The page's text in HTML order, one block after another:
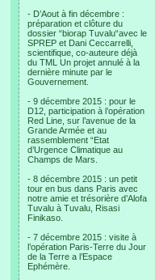
- D’Aout à fin décembre :
préparation et clôture du
dossier “biorap Tuvalu“avec le
SPREP et Dani Ceccarrelli,
scientifique, co-auteure déjà
du TML Un projet annulé à la
dernière minute par le
Gouvernement.
- 9 décembre 2015 : pour le
D12, participation à l’opération
Red Line, sur l’avenue de la
Grande Armée et au
rassemblement “Etat
d’Urgence Climatique au
Champs de Mars.
- 8 décembre 2015 : un petit
tour en bus dans Paris avec
notre amie et trésorière d’Alofa
Tuvalu à Tuvalu, Risasi
Finikaso.
- 7 décembre 2015 : visite à
l’opération Paris-Terre du Jour
de la Terre a l’Espace
Ephémère.